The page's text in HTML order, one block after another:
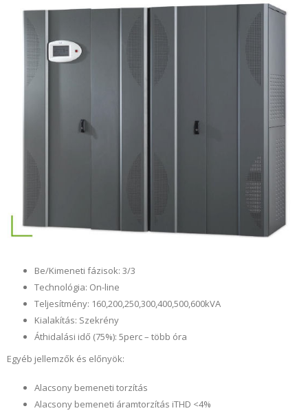
Be/Kimeneti fázisok: 3/3
Technológia: On-line
Teljesítmény: 160,200,250,300,400,500,600kVA
Kialakítás: Szekrény
Áthidalási idő (75%): 5perc – több óra
Egyéb jellemzők és előnyök:
Alacsony bemeneti torzítás
Alacsony bemeneti áramtorzítás iTHD <4%